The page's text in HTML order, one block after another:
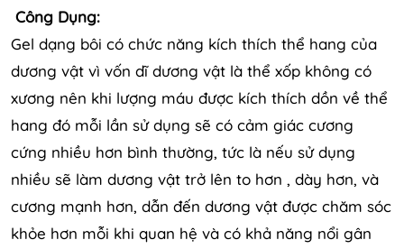
Công Dụng:
Gel dạng bôi có chức năng kích thích thể hang của
dương vật vì vốn dĩ dương vật là thể xốp không có
xương nên khi lượng máu được kích thích dồn về thể
hang đó mỗi lần sử dụng sẽ có cảm giác cương
cứng nhiều hơn bình thường, tức là nếu sử dụng
nhiều sẽ làm dương vật trở lên to hơn , dày hơn, và
cương mạnh hơn, dẫn đến dương vật được chăm sóc
khỏe hơn mỗi khi quan hệ và có khả năng nổi gân